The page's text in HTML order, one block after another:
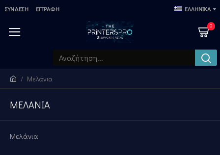
ΣΎΝΔΕΣΗ ΕΓΓΡΑΦΉ ΕΛΛΗΝΙΚΆ
0
Μελάνια
ΜΕΛΆΝΙΑ
Μελάνια